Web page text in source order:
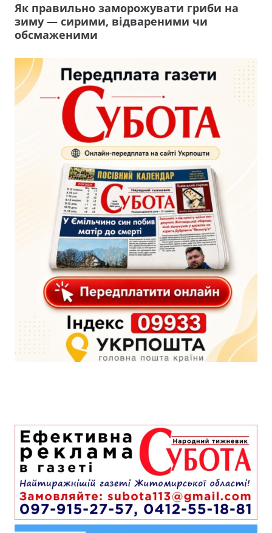
Як правильно заморожувати гриби на
зиму — сирими, відвареними чи
обсмаженими